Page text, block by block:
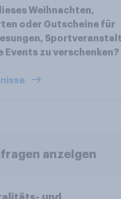
Weihnachten,
oder Gutscheine für
Events zu verschenken?
anzeigen